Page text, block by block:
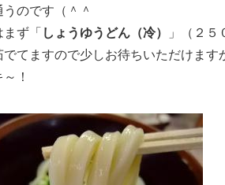
のです（＾＾
ず「 しょうゆうどん（冷）
」（２５
でてますので少しお待ちいただけま
！